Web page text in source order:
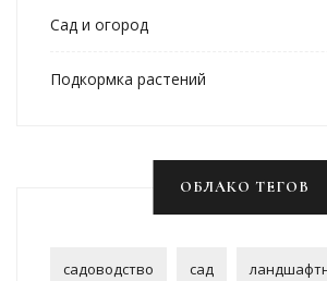
Сад и огород
Подкормка растений
ОБЛАКО ТЕГОВ
садоводство сад